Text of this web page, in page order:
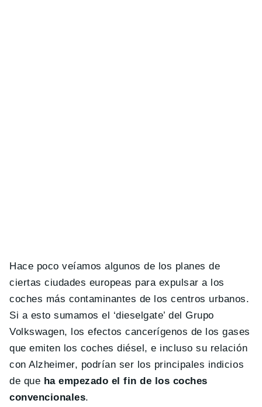
Hace poco veíamos algunos de los planes de
ciertas ciudades europeas para expulsar a los
coches más contaminantes de los centros urbanos.
Si a esto sumamos el ‘dieselgate’ del Grupo
Volkswagen, los efectos cancerígenos de los gases
que emiten los coches diésel, e incluso su relación
con Alzheimer, podrían ser los principales indicios
de que ha empezado el fin de los coches
convencionales.